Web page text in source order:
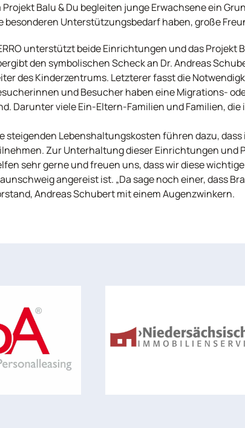
Projekt Balu & Du begleiten junge Erwachsene ein
besonderen Unterstützungsbedarf haben, große
unterstützt beide Einrichtungen und das Projekt
den symbolischen Scheck an Dr. Andreas
des Kinderzentrums. Letzterer fasst die
und Besucher haben eine Migrations-
Darunter viele Ein-Eltern-Familien und Familien,
steigenden Lebenshaltungskosten führen dazu,
Zur Unterhaltung dieser Einrichtungen und
sehr gerne und freuen uns, dass wir diese
angereist ist. „Da sage noch einer, dass
Andreas Schubert mit einem Augenzwinkern.